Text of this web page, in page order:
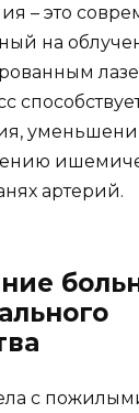
– это
на
артерий.
с